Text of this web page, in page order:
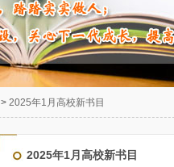
> 2025年1月高校新书目
2025年1月高校新书目